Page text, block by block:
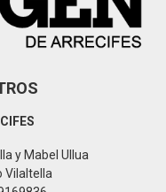
y Mabel Ullua
Vilaltella